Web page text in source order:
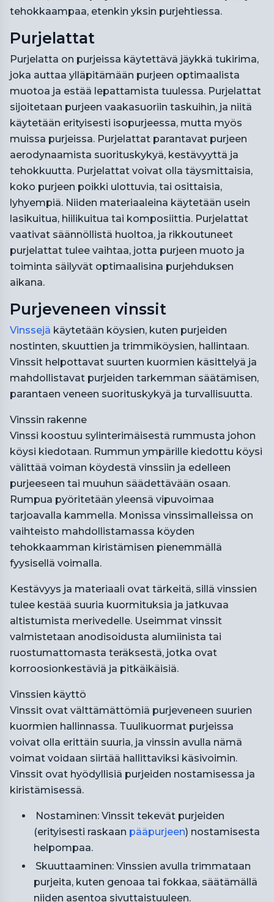
tehokkaampaa, etenkin yksin purjehtiessa.
Purjelattat
Purjelatta on purjeissa käytettävä jäykkä tukirima,
joka auttaa ylläpitämään purjeen optimaalista
muotoa ja estää lepattamista tuulessa. Purjelattat
sijoitetaan purjeen vaakasuoriin taskuihin, ja niitä
käytetään erityisesti isopurjeessa, mutta myös
muissa purjeissa. Purjelattat parantavat purjeen
aerodynaamista suorituskykyä, kestävyyttä ja
tehokkuutta. Purjelattat voivat olla täysmittaisia,
koko purjeen poikki ulottuvia, tai osittaisia,
lyhyempiä. Niiden materiaaleina käytetään usein
lasikuitua, hiilikuitua tai komposiittia. Purjelattat
vaativat säännöllistä huoltoa, ja rikkoutuneet
purjelattat tulee vaihtaa, jotta purjeen muoto ja
toiminta säilyvät optimaalisina purjehduksen
aikana.
Purjeveneen vinssit
Vinssejä käytetään köysien, kuten purjeiden
nostinten, skuuttien ja trimmiköysien, hallintaan.
Vinssit helpottavat suurten kuormien käsittelyä ja
mahdollistavat purjeiden tarkemman säätämisen,
parantaen veneen suorituskykyä ja turvallisuutta.
Vinssin rakenne
Vinssi koostuu sylinterimäisestä rummusta johon
köysi kiedotaan. Rummun ympärille kiedottu köysi
välittää voiman köydestä vinssiin ja edelleen
purjeeseen tai muuhun säädettävään osaan.
Rumpua pyöritetään yleensä vipuvoimaa
tarjoavalla kammella. Monissa vinssimalleissa on
vaihteisto mahdollistamassa köyden
tehokkaamman kiristämisen pienemmällä
fyysisellä voimalla.
Kestävyys ja materiaali ovat tärkeitä, sillä vinssien
tulee kestää suuria kuormituksia ja jatkuvaa
altistumista merivedelle. Useimmat vinssit
valmistetaan anodisoidusta alumiinista tai
ruostumattomasta teräksestä, jotka ovat
korroosionkestäviä ja pitkäikäisiä.
Vinssien käyttö
Vinssit ovat välttämättömiä purjeveneen suurien
kuormien hallinnassa. Tuulikuormat purjeissa
voivat olla erittäin suuria, ja vinssin avulla nämä
voimat voidaan siirtää hallittaviksi käsivoimin.
Vinssit ovat hyödyllisiä purjeiden nostamisessa ja
kiristämisessä.
Nostaminen: Vinssit tekevät purjeiden
(erityisesti raskaan pääpurjeen) nostamisesta
helpompaa.
Skuuttaaminen: Vinssien avulla trimmataan
purjeita, kuten genoaa tai fokkaa, säätämällä
niiden asentoa sivuttaistuuleen.